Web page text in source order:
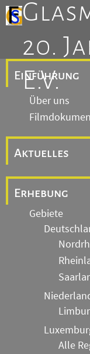
20.
E.V.
Einführung
Über uns
Aktuelles
Erhebung
Gebiete
Alle